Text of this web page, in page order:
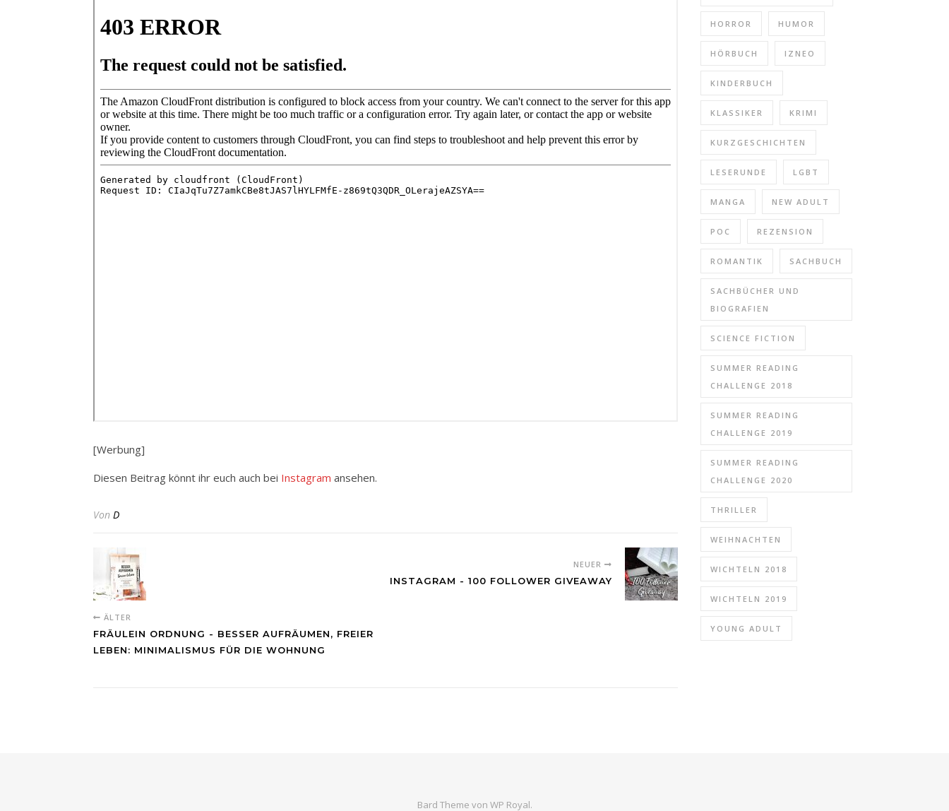
[Werbung]
Diesen Beitrag könnt ihr euch auch bei Instagram ansehen.
Von D
ÄLTER
FRÄULEIN ORDNUNG - BESSER AUFRÄUMEN, FREIER
LEBEN: MINIMALISMUS FÜR DIE WOHNUNG
NEUER
INSTAGRAM - 100 FOLLOWER GIVEAWAY
HORROR HUMOR
HÖRBUCH IZNEO
KINDERBUCH
KLASSIKER KRIMI
KURZGESCHICHTEN
LESERUNDE LGBT
MANGA NEW ADULT
POC REZENSION
ROMANTIK SACHBUCH
SACHBÜCHER UND
BIOGRAFIEN
SCIENCE FICTION
SUMMER READING
CHALLENGE 2018
SUMMER READING
CHALLENGE 2019
SUMMER READING
CHALLENGE 2020
THRILLER
WEIHNACHTEN
WICHTELN 2018
WICHTELN 2019
YOUNG ADULT
Bard Theme von WP Royal.